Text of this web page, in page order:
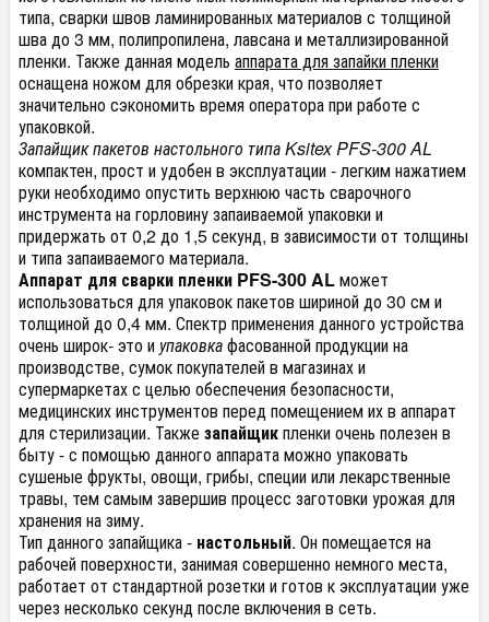
типа, сварки швов ламинированных материалов с толщиной
шва до 3 мм, полипропилена, лавсана и металлизированной
пленки. Также данная модель аппарата для запайки пленки
оснащена ножом для обрезки края, что позволяет
значительно сэкономить время оператора при работе с
упаковкой.
Запайщик пакетов настольного типаKsitex PFS-300 AL
компактен, прост и удобен в эксплуатации - легким нажатием
руки необходимо опустить верхнюю часть сварочного
инструмента на горловину запаиваемой упаковки и
придержать от 0,2 до 1,5 секунд, в зависимости от толщины
и типа запаиваемого материала.
Аппарат для сварки пленки PFS-300 ALможет
использоваться для упаковок пакетов шириной до 30 см и
толщиной до 0,4 мм. Спектр применения данного устройства
очень широк- это и упаковкафасованной продукции на
производстве, сумок покупателей в магазинах и
супермаркетах с целью обеспечения безопасности,
медицинских инструментов перед помещением их в аппарат
для стерилизации. Такжезапайщикпленки очень полезен в
быту - с помощью данного аппарата можно упаковать
сушеные фрукты, овощи, грибы, специи или лекарственные
травы, тем самым завершив процесс заготовки урожая для
хранения на зиму.
Тип данного запайщика - настольный. Он помещается на
рабочей поверхности, занимая совершенно немного места,
работает от стандартной розетки и готов к эксплуатации уже
через несколько секунд после включения в сеть.